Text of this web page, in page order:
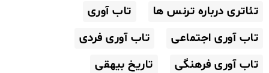
تئاتری درباره ترنس ها
تاب آوری
تاب آوری اجتماعی
تاب آوری فردی
تاب آوری فرهنگی
تاریخ بیهقی